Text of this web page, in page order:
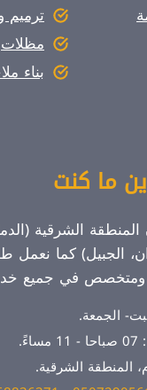
مظلات
بناء
ما كنت
الشرقية
الجبيل) كما نعمل
في جميع
الجمعة.
المنطقة الشرقية.